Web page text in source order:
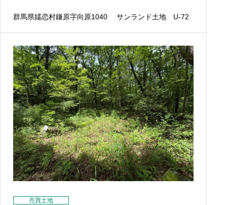
群馬県嬬恋村鎌原字向原1040 サンランド土地 U-72
売買土地